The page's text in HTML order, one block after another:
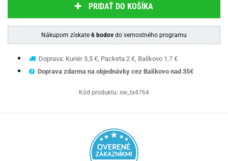
PRIDAŤ DO KOŠÍKA
Nákupom získate 6 bodov do vernostného programu
Doprava: Kuriér 3,5 €, Packeta 2 €, Balíkovo 1,7 €
Doprava zdarma na objednávky cez Balíkovo nad 35€
Kód produktu: sw_tx4764